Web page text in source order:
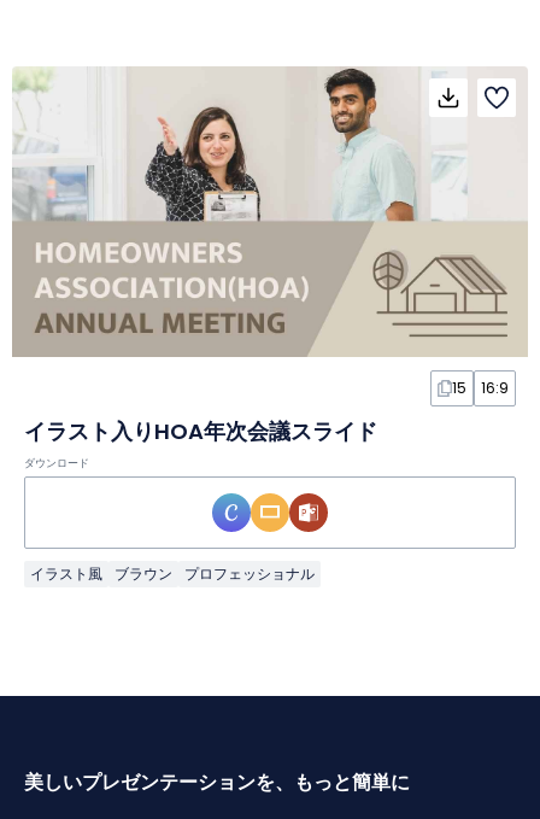
15 16:9
イラスト入りHOA年次会議スライド
ダウンロード
イラスト風 ブラウン プロフェッショナル
美しいプレゼンテーションを、もっと簡単に